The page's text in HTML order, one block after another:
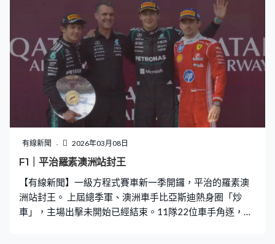
優勢，巴科爾轉身，交給米基爾頭槌建功。但立花稜也禁
區手多，犯手球，輸12碼，劉智樂操刀射入，流浪88分鐘
追近。聯賽兩循環交手都輸，來到盃賽打破宿命，鄭子森
勁射，流浪補時6分鐘戲劇性逼和3比3，要加時。 理文
108分鐘踢少一人，余煒廉被指侵犯鄭子森，兩黃一紅被
逐。之後杜度與安沙互有拉扯，被指拉跌對方，球證最初
直接出示紅牌，翻看視像認為安沙犯規在先，取消紅牌決
定。雙方踢足120分鐘未分高下，要互射12碼，流浪頭3輪
都射入，加上門將葉嘉宇表現神勇，先後救到杜度及米基
爾主射。理文第4輪的劉家喬射斜，流浪互射12碼贏3比
1，晉級4強。
有線新聞 2026年03月08日
F1｜平治羅素澳洲站封王
【有線新聞】一級方程式賽車新一季開鑼，平治的羅素澳
洲站封王。 上屆總季軍、澳洲車手比亞斯迪熱身圈「炒
車」，主場出擊未開始已經結束。11隊22位車手角逐，排